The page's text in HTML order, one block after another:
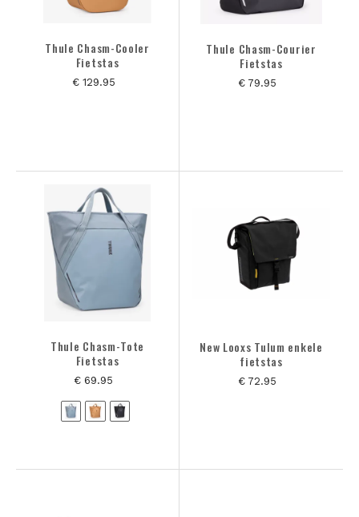
Thule Chasm-Cooler
Fietstas
€ 129.95
Thule Chasm-Courier
Fietstas
€ 79.95
Thule Chasm-Tote
Fietstas
€ 69.95
New Looxs Tulum enkele
fietstas
€ 72.95